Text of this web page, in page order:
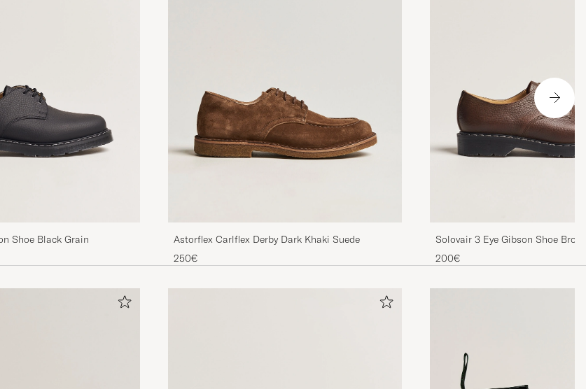
Shoe Black Grain
Astorflex Carlflex Derby Dark Khaki Suede
250€
Solovair 3 Eye Gibson Shoe
200€